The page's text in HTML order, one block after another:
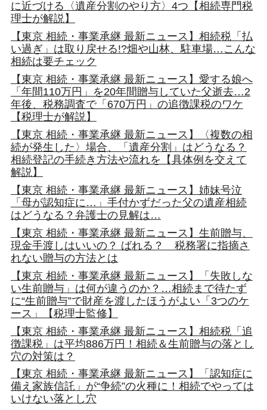
に近づける〈遺産分割のやり方〉4つ【相続専門税
理士が解説】
【東京 相続・事業承継 最新ニュース】相続税「払
い過ぎ」は取り戻せる!?畑や山林、駐車場…こんな
相続は要チェック
【東京 相続・事業承継 最新ニュース】愛する娘へ
「年間110万円」を20年間贈与していた父逝去…2
年後、税務調査で「670万円」の追徴課税のワケ
【税理士が解説】
【東京 相続・事業承継 最新ニュース】〈複数の相
続が発生した〉場合、「遺産分割」はどうなる？
相続登記の手続き方法や流れを【具体例を交えて
解説】
【東京 相続・事業承継 最新ニュース】姉妹号泣
「母が認知症に…」手付かずだった父の遺産相続
はどうなる？弁護士の見解は…
【東京 相続・事業承継 最新ニュース】生前贈与、
現金手渡しはいいの？ ばれる？ 税務署に指摘さ
れない贈与の方法とは
【東京 相続・事業承継 最新ニュース】「失敗しな
い生前贈与」は何が違うのか？…相続まで待たず
に“生前贈与”で財産を渡したほうがよい「3つのケ
ース」【税理士監修】
【東京 相続・事業承継 最新ニュース】相続税「追
徴課税」は平均886万円！相続＆生前贈与の落とし
穴の対策は？
【東京 相続・事業承継 最新ニュース】「認知症に
備え家族信託」が“争続”の火種に！相続でやっては
いけない落とし穴